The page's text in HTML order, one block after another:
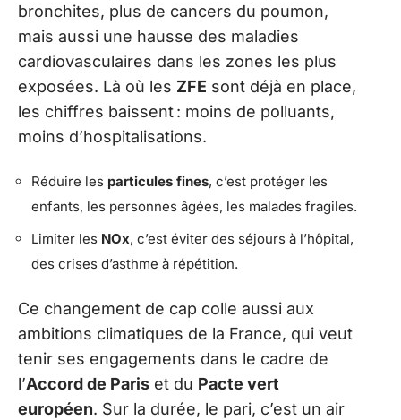
bronchites, plus de cancers du poumon,
mais aussi une hausse des maladies
cardiovasculaires dans les zones les plus
exposées. Là où les ZFE sont déjà en place,
les chiffres baissent : moins de polluants,
moins d’hospitalisations.
Réduire les particules fines, c’est protéger les
enfants, les personnes âgées, les malades fragiles.
Limiter les NOx, c’est éviter des séjours à l’hôpital,
des crises d’asthme à répétition.
Ce changement de cap colle aussi aux
ambitions climatiques de la France, qui veut
tenir ses engagements dans le cadre de
l’Accord de Paris et du Pacte vert
européen. Sur la durée, le pari, c’est un air